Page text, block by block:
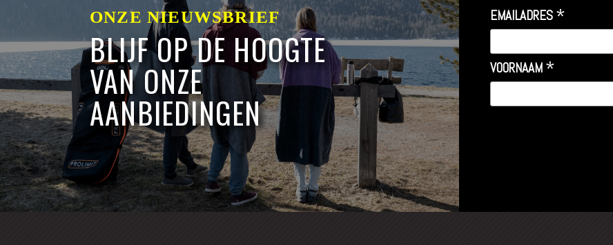
ONZE NIEUWSBRIEF
BLIJF OP DE HOOGTE
VAN ONZE
AANBIEDINGEN
EMAILADRES *
VOORNAAM *